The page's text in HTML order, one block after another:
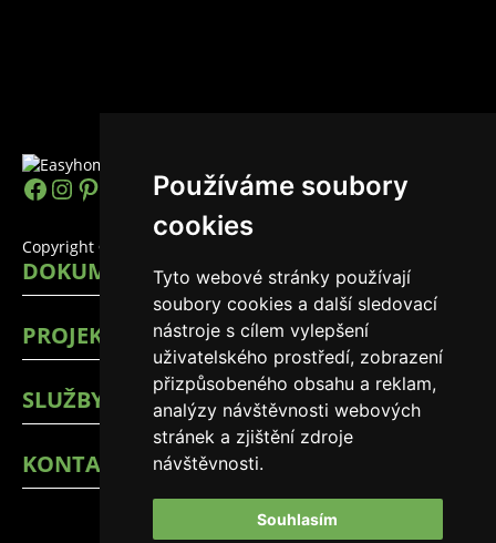
Používáme soubory
cookies
Tyto webové stránky používají
soubory cookies a další sledovací
nástroje s cílem vylepšení
uživatelského prostředí, zobrazení
přizpůsobeného obsahu a reklam,
analýzy návštěvnosti webových
stránek a zjištění zdroje
návštěvnosti.
Souhlasím
https://www.facebook.com/
Instagram
Pinterest
YouTube
LinkedIn
TikTok
Copyright © 2026 EasyHomes
DOKUMENTY
PROJEKTY
SLUŽBY
KONTAKTY